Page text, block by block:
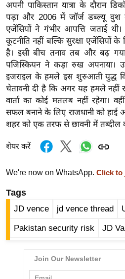
बे
मि
सा
ल
श
ख्सि
य
त
यं
ग
इं
या
हि
त्य
ज
अपनी पाकिस्तान यात्रा के दौरान
पड़ा और 2006 में जॉर्ज डब्ल्यू वुश
एजेंसियों ने गंभीर आपत्ति जताई थी।
कूटनीति नहीं बल्कि सुरक्षा एजेंसियों के
है। इसी बीच तनाव तब और बढ़ गया
पजिस्कियन ने कड़ा रुख अपनाया।
इजराइल के हमले इस शुरुआती युद्ध
चेतावनी दी है कि अगर यह हमले नहीं
वार्ता का कोई मतलब नहीं रहेगा।
सफल बनाने के लिए राजधानी को हाई
शहर को एक तरफ से छावनी में तब्दील
शेयर करें
We're now on WhatsApp. Click to
Tags
JD vence jd vence thread
Pakistan security risk JD